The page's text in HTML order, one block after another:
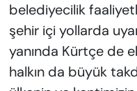
belediyecilik
şehir içi yollarda
yanında Kürtçe de
halkın da büyük